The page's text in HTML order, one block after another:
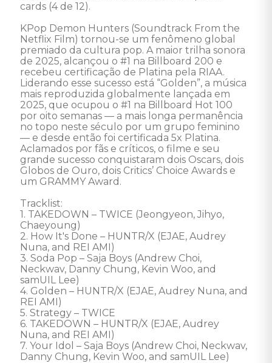
cards (4 de 12).
KPop Demon Hunters (Soundtrack From the
Netflix Film) tornou-se um fenômeno global
premiado da cultura pop. A maior trilha sonora
de 2025, alcançou o #1 na Billboard 200 e
recebeu certificação de Platina pela RIAA.
Liderando esse sucesso está “Golden”, a música
mais reproduzida globalmente lançada em
2025, que ocupou o #1 na Billboard Hot 100
por oito semanas — a mais longa permanência
no topo neste século por um grupo feminino
— e desde então foi certificada 5x Platina.
Aclamados por fãs e críticos, o filme e seu
grande sucesso conquistaram dois Oscars, dois
Globos de Ouro, dois Critics’ Choice Awards e
um GRAMMY Award.
Tracklist:
1. TAKEDOWN – TWICE (Jeongyeon, Jihyo,
Chaeyoung)
2. How It's Done – HUNTR/X (EJAE, Audrey
Nuna, and REI AMI)
3. Soda Pop – Saja Boys (Andrew Choi,
Neckwav, Danny Chung, Kevin Woo, and
samUIL Lee)
4. Golden – HUNTR/X (EJAE, Audrey Nuna, and
REI AMI)
5. Strategy – TWICE
6. TAKEDOWN – HUNTR/X (EJAE, Audrey
Nuna, and REI AMI)
7. Your Idol – Saja Boys (Andrew Choi, Neckwav,
Danny Chung, Kevin Woo, and samUIL Lee)